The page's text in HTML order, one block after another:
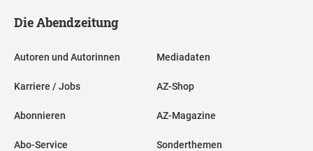
Die Abendzeitung
Autoren und Autorinnen
Karriere / Jobs
Abonnieren
Abo-Service
Mediadaten
AZ-Shop
AZ-Magazine
Sonderthemen